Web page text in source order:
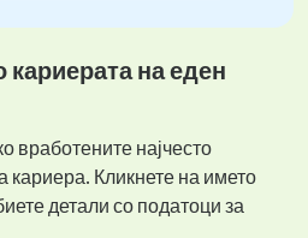
кариерата на еден
вработените најчесто
кариера. Кликнете на името
детали со податоци за